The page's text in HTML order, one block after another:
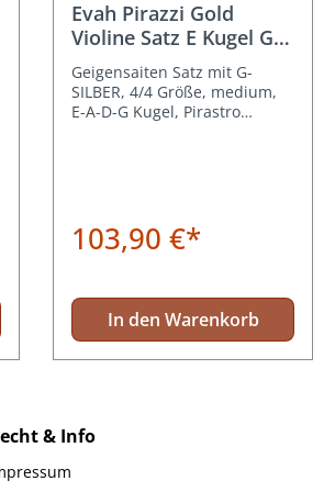
Evah Pirazzi Gold
Violine Satz E Kugel G
Silber
Geigensaiten Satz mit G-
SILBER, 4/4 Größe, medium,
E-A-D-G Kugel, Pirastro
103,90 €*
In den Warenkorb
& Info